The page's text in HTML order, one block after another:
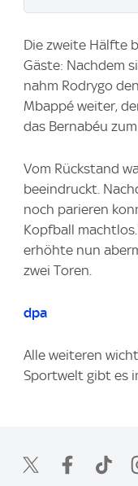
Die zweite Hälfte
Gäste: Nachdem
nahm Rodrygo
Mbappé weiter,
das Bernabéu
Vom Rückstand
beeindruckt.
noch parieren
Kopfball
erhöhte nun
zwei Toren.
dpa
Alle weiteren
Sportwelt gibt es